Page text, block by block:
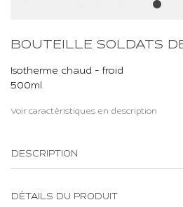
BOUTEILLE SOLDATS
Isotherme chaud - froid
500ml
Voir caractéristiques en description
DESCRIPTION
DÉTAILS DU PRODUIT